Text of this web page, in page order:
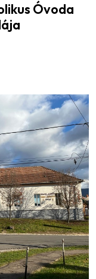
Óvoda